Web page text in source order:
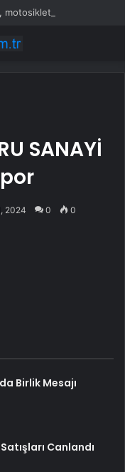
SANAYİ
2024 0 0
Birlik Mesajı
Canlandı